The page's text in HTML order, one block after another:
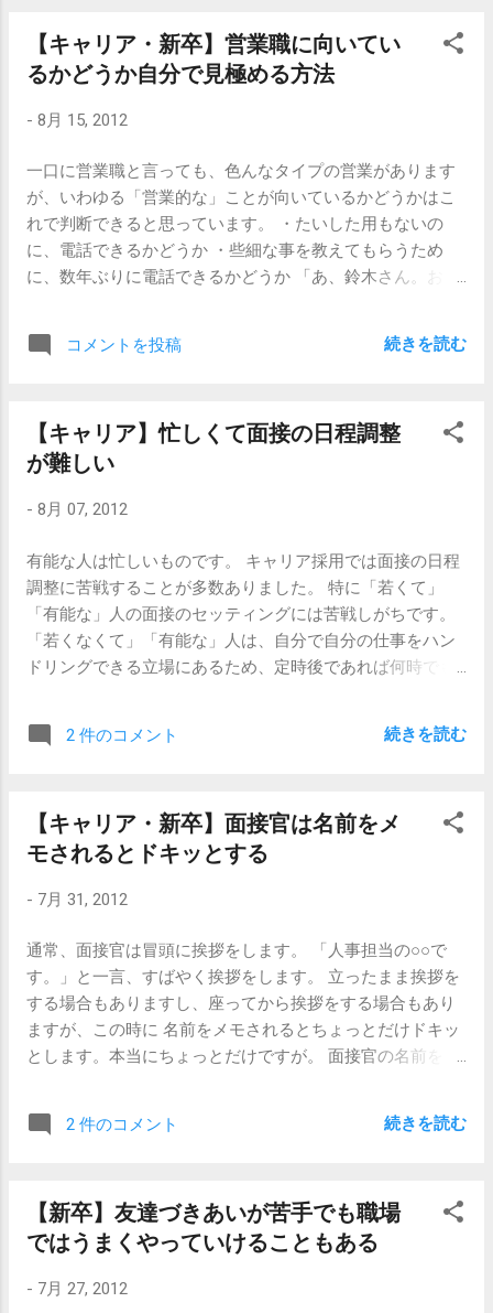
当はこれで そう 本当はこのままで 何もか
も素晴しいのに」というフレーズが心にひ
メです。ミヤジが魂から何かのエキスを絞
り出すように歌っています。 しかし白シャ
ツが似合います。 【関連記事】 【真心ブラ
ザーズ】素晴らしきこの世界
ます。どうでもいいですが「弊社としては…」なんてのは、
Whoが出てこない非常に日本的な言い回しですね。 面接
か？」 応募者：「弊社では○○の商材を取り扱っていますの
ます。」 こんな会話になると、 あれ？んん？何コレ、営業
受けてるんだっけ？面接だよね？ と妙な気持ちになりま
す。 面接の場では、 「今の職場では」「現職では」という
言い方が正しい です。 慣れた言い回しだから、つい一回だ
け言ってしまった、という場合は気にしなくて大丈夫です
すぎると、「日本語できなさすぎ」「ずっと”御社”で頑張っ
【キャリア】お盆時期の転職活動 【キャリア】転職活動の
必需品
【キャリア・新卒】営業職に向いてい
るかどうか自分で見極める方法
- 8月 15, 2012
一口に営業職と言っても、色んなタイプの営業があります
が、いわゆる「営業的な」ことが向いているかどうかはこ
れで判断できると思っています。 ・たいした用もないの
に、電話できるかどうか ・些細な事を教えてもらうため
に、数年ぶりに電話できるかどうか 「あ、鈴木さん。お久
にこれといった用事はないんですけどね、最近どうかなあ
と思って。」みたいな一本の電話から何か新しい仕事が始
なら今度メシでもどう？あ、別に用事があるわけじゃない
んだけどね。なんかしばらく会ってないなあと思って。」
も、これができる人は仕事においても上述のような電話を
ぶりです。最近どうですかー？ところで、○○産業って知っ
てます？知り合いいたら紹介してほしいなあと思って。」
みたいな感じです。仕事をする上で自分の人脈を活用でき
るというわけです。 これもまた普段の生活に置き換える
と、「あ、○○ちゃん？最近元気？どうなの、彼とは？あ、
教えてほしいなー。それか、知ってる人教えてほしいな
ー。」となります。 1個目と2個目は似ているようで違いま
の思う個人的な基準なんですけどね。 ちなみに私は両方と
もできません。 【関連記事】 【キャリア】販売職から営業
解しよう 【新卒】自分のことがわかっていない人
コメントを投稿 続きを読む
【キャリア】忙しくて面接の日程調整
が難しい
- 8月 07, 2012
有能な人は忙しいものです。 キャリア採用では面接の日程
調整に苦戦することが多数ありました。 特に「若くて」
「有能な」人の面接のセッティングには苦戦しがちです。
「若くなくて」「有能な」人は、自分で自分の仕事をハン
ドリングできる立場にあるため、定時後であれば何時でも
て」「有能な」方の場合だと、「この日は翌日午前中に会
われてしまうかもしれない」とか、『立場上断れない』こ
とが多々あるからです。 さて、コメント欄で質問を頂きま
ているのが面接の日程調整です。（中略）重役との面接の
す。私もできるだけ先方のスケジュールに合わせたいと思
っており、（中略）日程調整には快く応じて頂けるような
のですが、日程の再調整で評価が落ちることはあるのでし
ょうか？ 日程調整がしづらいと採用担当者（と採用アシス
タント）が苦労しますが、 面接の結果そのものには影響は
かすことはありますが、なかなか会えないけどマメに返事
人が欲しい」ニーズは流動的なものである ということで
す。状況は変わるのです。 それも意外とあっさりと。 応募
後、内定が決まるとしても早くて1ヶ月後、さらにそこから
2 件のコメント 続きを読む
【キャリア・新卒】面接官は名前をメ
モされるとドキッとする
- 7月 31, 2012
通常、面接官は冒頭に挨拶をします。 「人事担当の○○で
す。」と一言、すばやく挨拶をします。 立ったまま挨拶を
する場合もありますし、座ってから挨拶をする場合もあり
ますが、この時に 名前をメモされるとちょっとだけドキッ
とします。本当にちょっとだけですが。 面接官の名前をメ
か。新卒の真面目な学生さんか、こなれた感じのビジネス
マンの方です。 面接の中で、相手の名前を呼ぶ必要が出て
あれば名刺交換をするので、わざわざメモする必要はあり
ませんが、面接の場で名刺を渡す面接官はほとんどいませ
渡していましたが、普通は渡していませんでした。 面接官
2 件のコメント 続きを読む
【新卒】友達づきあいが苦手でも職場
ではうまくやっていけることもある
- 7月 27, 2012